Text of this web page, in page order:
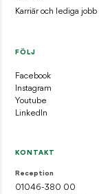
Karriär och lediga jobb
FÖLJ
Facebook
Instagram
Youtube
LinkedIn
KONTAKT
Reception
01046-380 00